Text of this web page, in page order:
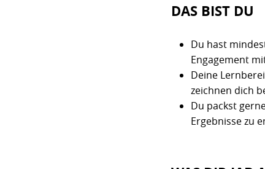
DAS BIST DU
Du hast
Engagement
Deine
zeichnen dich
Du packst
Ergebnisse zu